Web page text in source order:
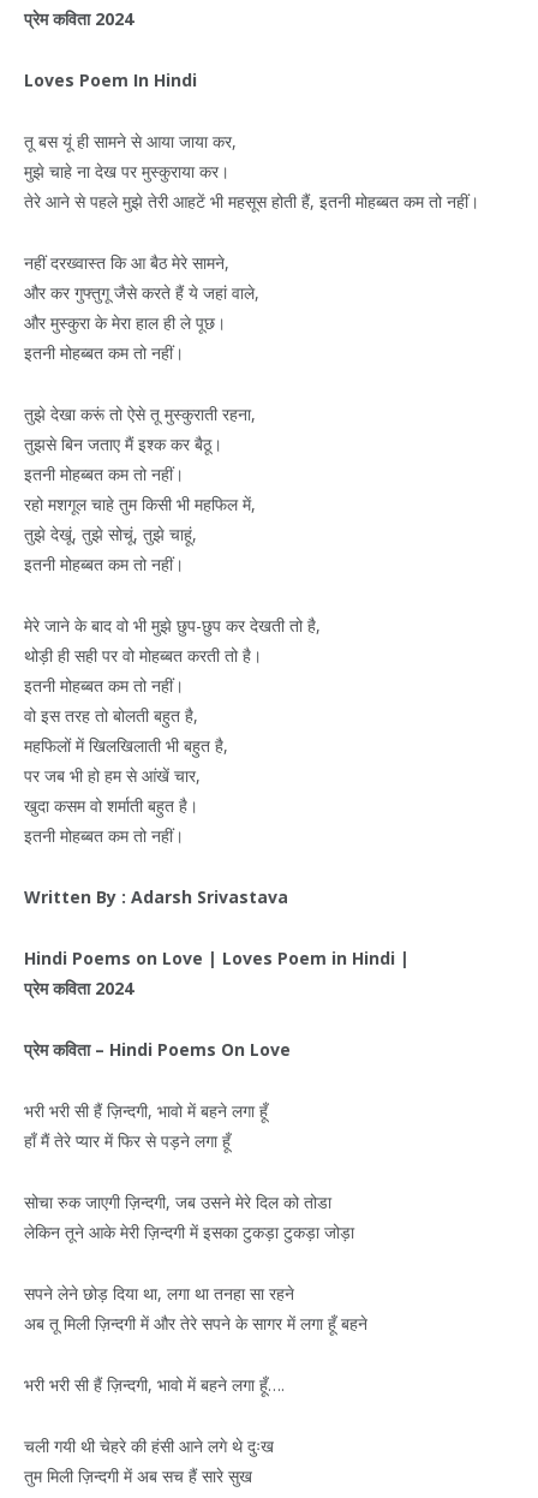
प्रेम कविता2024
Loves Poem In Hindi
तू बस यूं ही सामने से आया जाया कर,
मुझे चाहे ना देख पर मुस्कुराया कर।
तेरे आने से पहले मुझे तेरी आहटें भी महसूस होती हैं, इतनी मोहब्बत कम तो नहीं।
नहीं दरख्वास्त कि आ बैठ मेरे सामने,
और कर गुफ्तुगू जैसे करते हैं ये जहां वाले,
और मुस्कुरा के मेरा हाल ही ले पूछ।
इतनी मोहब्बत कम तो नहीं।
तुझे देखा करूं तो ऐसे तू मुस्कुराती रहना,
तुझसे बिन जताए मैं इश्क कर बैठू।
इतनी मोहब्बत कम तो नहीं।
रहो मशगूल चाहे तुम किसी भी महफिल में,
तुझे देखूं, तुझे सोचूं, तुझे चाहूं,
इतनी मोहब्बत कम तो नहीं।
मेरे जाने के बाद वो भी मुझे छुप-छुप कर देखती तो है,
थोड़ी ही सही पर वो मोहब्बत करती तो है।
इतनी मोहब्बत कम तो नहीं।
वो इस तरह तो बोलती बहुत है,
महफिलों में खिलखिलाती भी बहुत है,
पर जब भी हो हम से आंखें चार,
खुदा कसम वो शर्माती बहुत है।
इतनी मोहब्बत कम तो नहीं।
Written By : Adarsh Srivastava
Hindi Poems on Love | Loves Poem in Hindi |
प्रेम कविता2024
प्रेम कविता– Hindi Poems On Love
भरी भरी सी हैं ज़िन्दगी, भावो में बहने लगा हूँ
हाँ मैं तेरे प्यार में फिर से पड़ने लगा हूँ
सोचा रुक जाएगी ज़िन्दगी, जब उसने मेरे दिल को तोडा
लेकिन तूने आके मेरी ज़िन्दगी में इसका टुकड़ा टुकड़ा जोड़ा
सपने लेने छोड़ दिया था, लगा था तनहा सा रहने
अब तू मिली ज़िन्दगी में और तेरे सपने के सागर में लगा हूँ बहने
भरी भरी सी हैं ज़िन्दगी, भावो में बहने लगा हूँ….
चली गयी थी चेहरे की हंसी आने लगे थे दुःख
तुम मिली ज़िन्दगी में अब सच हैं सारे सुख